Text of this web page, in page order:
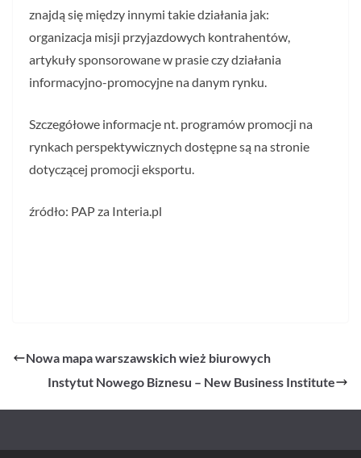
znajdą się między innymi takie działania jak:
organizacja misji przyjazdowych kontrahentów,
artykuły sponsorowane w prasie czy działania
informacyjno-promocyjne na danym rynku.
Szczegółowe informacje nt. programów promocji na
rynkach perspektywicznych dostępne są na stronie
dotyczącej promocji eksportu.
źródło: PAP za Interia.pl
Nowa mapa warszawskich wież biurowych
Instytut Nowego Biznesu – New Business Institute